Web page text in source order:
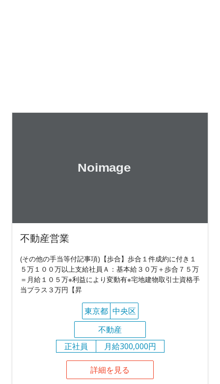
不動産営業
(その他の手当等付記事項)【歩合】歩合１件成約に付き１
５万１００万以上支給社員Ａ：基本給３０万＋歩合７５万
＝月給１０５万※利益により変動有※宅地建物取引士資格手
当プラス３万円【昇
東京都 中央区
不動産
正社員
月給300,000円
詳細を見る